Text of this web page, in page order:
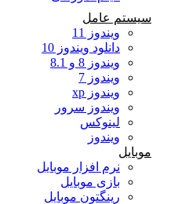
سیستم عامل
ویندوز 11
دانلود ویندوز 10
ویندوز 8 و 8.1
ویندوز 7
ویندوز xp
ویندوز سرور
لینوکس
ویندوز
موبایل
نرم افزار موبایل
بازی موبایل
رینگتون موبایل